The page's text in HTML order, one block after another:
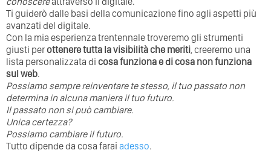
Ti guiderò dalle basi della comunicazione fino agli aspetti più
avanzati del digitale.
Con la mia esperienza trentennale troveremo gli strumenti
giusti perottenere tutta la visibilità che meriti, creeremo una
lista personalizzata di cosa funziona e di cosa non funziona
sul web.
Possiamo sempre reinventare te stesso, il tuo passato non
determina in alcuna maniera il tuo futuro. ⁣
⁣Il passato non si può cambiare.
Unica certezza?
Possiamo cambiare il futuro.
Tutto dipende da cosa farai adesso.